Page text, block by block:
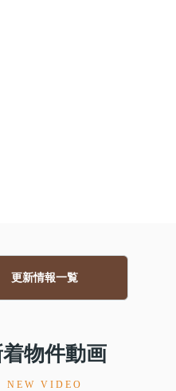
紹介！
更新情報一覧
物件動画
NEW VIDEO